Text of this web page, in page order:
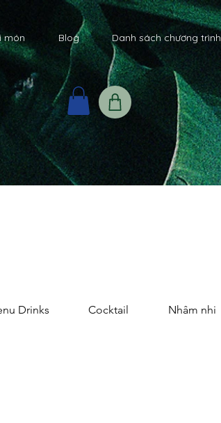
món Blog Danh sách chương trình
Drinks Cocktail Nhâm nhi